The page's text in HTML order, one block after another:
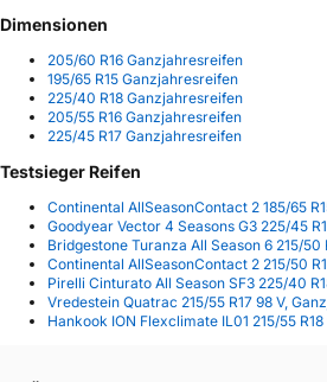
Dimensionen
205/60 R16 Ganzjahresreifen
195/65 R15 Ganzjahresreifen
225/40 R18 Ganzjahresreifen
205/55 R16 Ganzjahresreifen
225/45 R17 Ganzjahresreifen
Testsieger Reifen
Continental AllSeasonContact 2 185/65
Goodyear Vector 4 Seasons G3 225/45
Bridgestone Turanza All Season 6 215/50
Continental AllSeasonContact 2 215/50
Pirelli Cinturato All Season SF3 225/40
Vredestein Quatrac 215/55 R17 98 V,
Hankook ION Flexclimate IL01 215/55